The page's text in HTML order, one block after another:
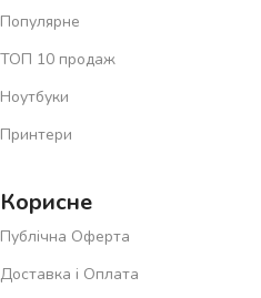
Популярне
ТОП 10 продаж
Ноутбуки
Принтери
Корисне
Публічна Оферта
Доставка і Оплата